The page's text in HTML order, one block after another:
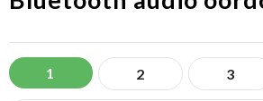
Werkkleding
1 2 3